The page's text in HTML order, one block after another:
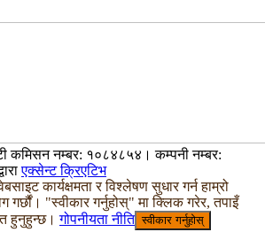
कमिसन नम्बर: १०८४८५४। कम्पनी नम्बर:
एक्सेन्ट क्रिएटिभ
कार्यक्षमता र विश्लेषण सुधार गर्न हाम्रो
गर्छौं। "स्वीकार गर्नुहोस्" मा क्लिक गरेर, तपाइँ
हुनुहुन्छ।गोपनीयता नीति स्वीकार गर्नुहोस्